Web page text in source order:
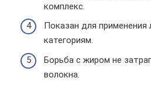
комплекс.
Показан для
категориям.
Борьба с жиром не
волокна.